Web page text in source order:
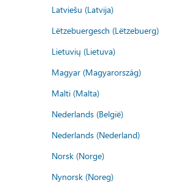
Latviešu (Latvija)
Lëtzebuergesch (Lëtzebuerg)
Lietuvių (Lietuva)
Magyar (Magyarország)
Malti (Malta)
Nederlands (België)
Nederlands (Nederland)
Norsk (Norge)
Nynorsk (Noreg)